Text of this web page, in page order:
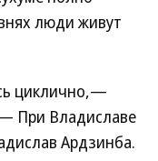
люди живут
циклично,—
При Владиславе
Ардзинба.